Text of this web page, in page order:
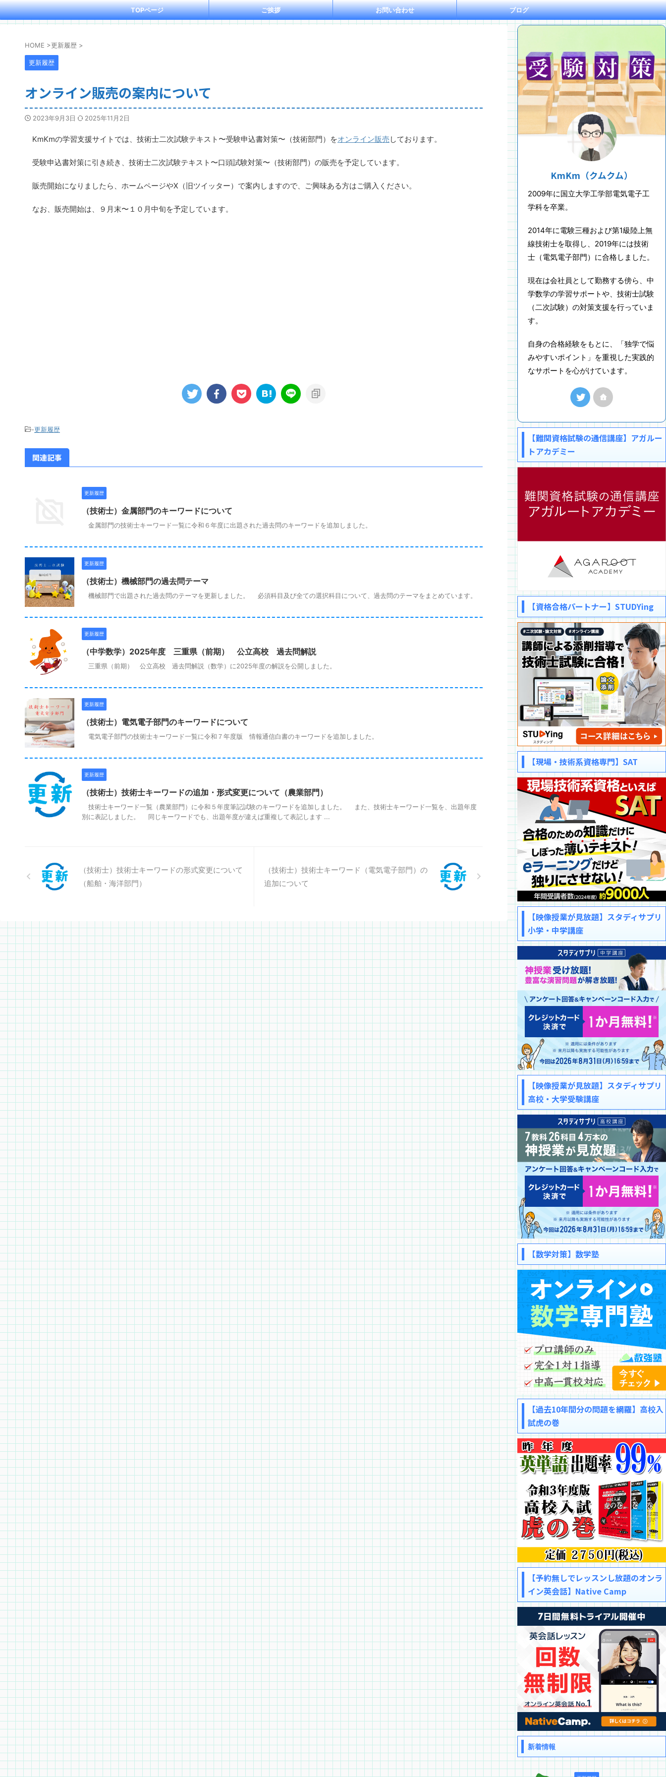
TOPページ ご挨拶 お問い合わせ ブログ
HOME >更新履歴 >
更新履歴
オンライン販売の案内について
2023年9月3日 2025年11月2日
KmKmの学習支援サイトでは、技術士二次試験テキスト〜受験申込書対策〜（技術部門）をオンライン販売 しております。
受験申込書対策に引き続き、技術士二次試験テキスト〜口頭試験対策〜（技術部門）の販売を予定しています。
販売開始になりましたら、ホームページやX（旧ツイッター）で案内しますので、ご興味ある方はご購入ください。
なお、販売開始は、９月末〜１０月中旬を予定しています。
-更新履歴
関連記事
更新履歴
（技術士）金属部門のキーワードについて
金属部門の技術士キーワード一覧に令和６年度に出題された過去問のキーワードを追加しました。
更新履歴
（技術士）機械部門の過去問テーマ
機械部門で出題された過去問のテーマを更新しました。 必須科目及び全ての選択科目について、過去問のテーマをまとめています。
更新履歴
（中学数学）2025年度 三重県（前期） 公立高校 過去問解説
三重県（前期） 公立高校 過去問解説（数学）に2025年度の解説を公開しました。
更新履歴
（技術士）電気電子部門のキーワードについて
電気電子部門の技術士キーワード一覧に令和７年度版 情報通信白書のキーワードを追加しました。
更新履歴
（技術士）技術士キーワードの追加・形式変更について（農業部門）
技術士キーワード一覧（農業部門）に令和５年度筆記試験のキーワードを追加しました。 また、技術士キーワード一覧を、出題年度
別に表記しました。 同じキーワードでも、出題年度が違えば重複して表記します ...
（技術士）技術士キーワードの形式変更について
（船舶・海洋部門）
（技術士）技術士キーワード（電気電子部門）の
追加について
KmKm（クムクム）
2009年に国立大学工学部電気電子工
学科を卒業。
2014年に電験三種および第1級陸上無
線技術士を取得し、2019年には技術
士（電気電子部門）に合格しました。
現在は会社員として勤務する傍ら、中
学数学の学習サポートや、技術士試験
（二次試験）の対策支援を行っていま
す。
自身の合格経験をもとに、「独学で悩
みやすいポイント」を重視した実践的
なサポートを心がけています。
【難関資格試験の通信講座】アガルー
トアカデミー
【資格合格パートナー】STUDYing
【現場・技術系資格専門】SAT
【映像授業が見放題】スタディサプリ
小学・中学講座
【映像授業が見放題】スタディサプリ
高校・大学受験講座
【数学対策】数学塾
【過去10年間分の問題を網羅】高校入
試虎の巻
【予約無しでレッスンし放題のオンラ
イン英会話】Native Camp
新着情報